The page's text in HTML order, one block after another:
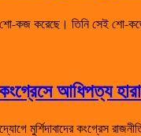
শো-কজ করেছে। তিনি সেই
আধিপত্য
মুর্শিদাবাদের কংগ্রেস